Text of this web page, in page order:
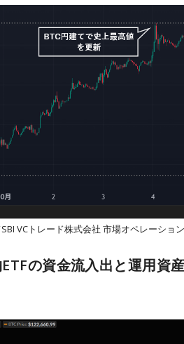
VCトレード株式会社 市場オペレーショ
の資金流入出と運用資産